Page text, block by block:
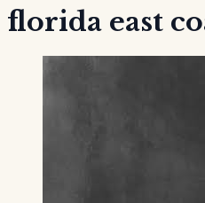
florida east